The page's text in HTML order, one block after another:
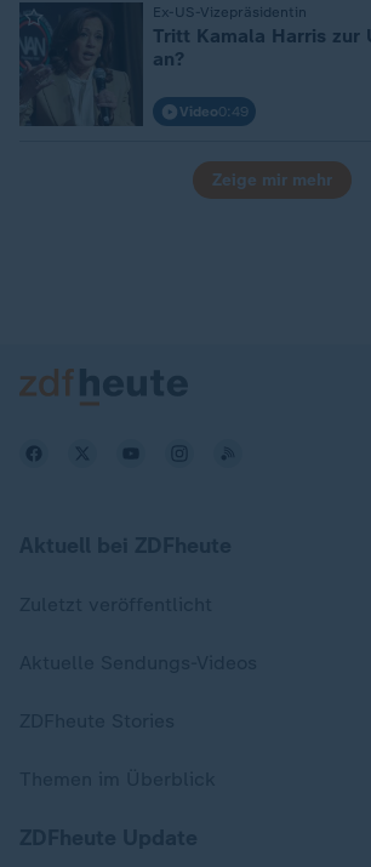
Ex-US-Vizepräsidentin
:
Tritt Kamala Harris zur
an?
Video0:49
Zeige mir mehr